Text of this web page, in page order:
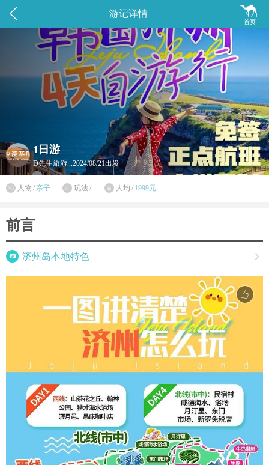
 
首页
游记详情
1日游
D先生旅游...2024/08/21出发
 人物 /亲子  玩法 /  人均 / 1999元
前言
 济州岛本地特色 